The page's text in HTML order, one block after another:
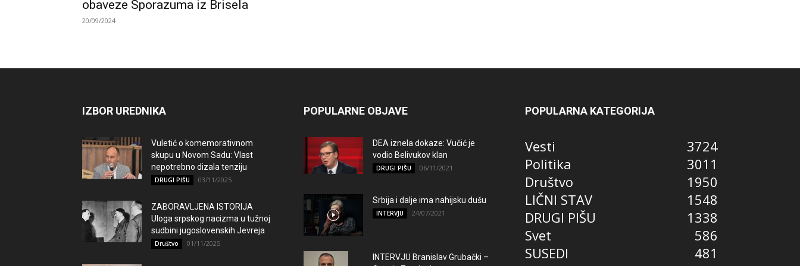
obaveze Sporazuma iz Brisela
20/09/2024
IZBOR UREDNIKA
Vuletić o komemorativnom
skupu u Novom Sadu: Vlast
nepotrebno dizala tenziju
DRUGI PIŠU 03/11/2025
ZABORAVLJENA ISTORIJA
Uloga srpskog nacizma u tužnoj
sudbini jugoslovenskih Jevreja
Društvo 01/11/2025
POPULARNE OBJAVE
DEA iznela dokaze: Vučić je
vodio Belivukov klan
DRUGI PIŠU 06/11/2021
Srbija i dalje ima nahijsku dušu
INTERVJU 24/07/2021
INTERVJU Branislav Grubački –
POPULARNA KATEGORIJA
Vesti
3724
Politika
3011
Društvo
1950
LIČNI STAV
1548
DRUGI PIŠU
1338
Svet
586
SUSEDI
481